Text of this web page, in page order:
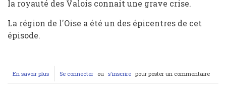
la royauté des Valois connait une grave crise.
La région de l'Oise a été un des épicentres de cet
épisode.
En savoir plus
Conférence
Se connecter ou s'inscrire pour poster un commentaire